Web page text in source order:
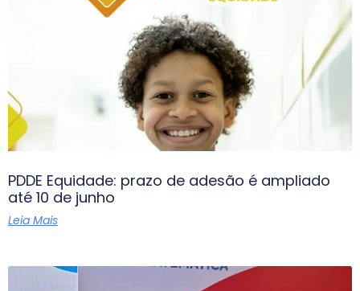
PDDE Equidade: prazo de adesão é ampliado
até 10 de junho
Leia Mais